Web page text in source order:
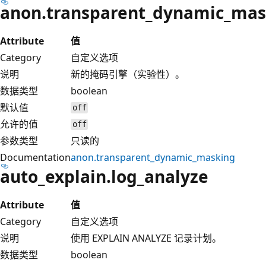
Attribute
值
Category
自定义选项
说明
新的掩码引擎（实验性）。
数据类型
boolean
默认值
off
允许的值 off
参数类型
只读的
Documentationanon.transparent_dynamic_masking
auto_explain.log_analyze
Attribute
值
Category
自定义选项
说明
使用 EXPLAIN ANALYZE 记录计划。
数据类型
boolean